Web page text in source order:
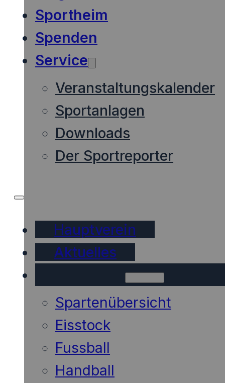
Sportheim
Spenden
Service
Veranstaltungskalender
Sportanlagen
Downloads
Der Sportreporter
Hauptverein
Aktuelles
Spartenübersicht
Eisstock
Fussball
Handball